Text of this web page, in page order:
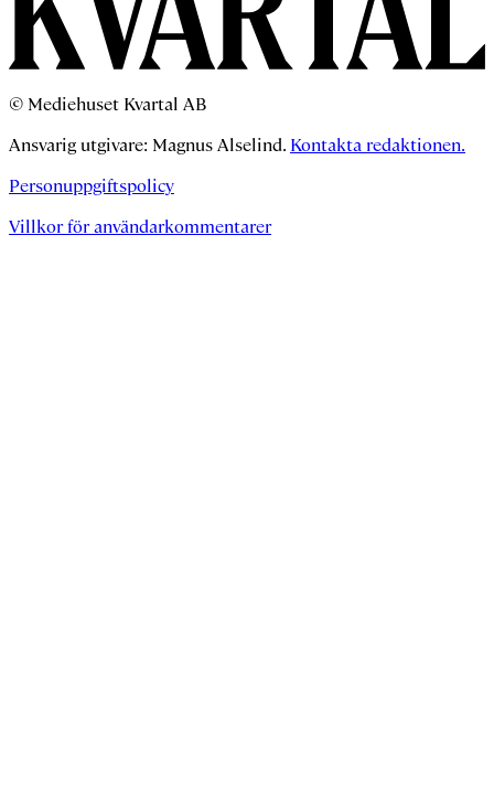
© Mediehuset Kvartal AB
Ansvarig utgivare: Magnus Alselind. Kontakta redaktionen.
Personuppgiftspolicy
Villkor för användarkommentarer